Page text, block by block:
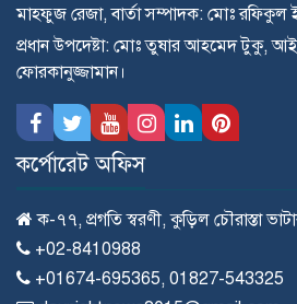
মাহ্ফুজ রেজা, বার্তা সম্পাদক: মোঃ রফিকুল
প্রধান উপদেষ্টা: মোঃ তুষার আহমেদ টুকু,
ফোরকানুজ্জামান।
কর্পোরেট অফিস
ক-৭৭, প্রগতি স্বরণী, কুড়িল চৌরাস্তা
+02-8410988
+01674-695365, 01827-543325